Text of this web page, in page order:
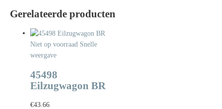
Gerelateerde producten
Niet op voorraad Snelle
weergave
45498
Eilzugwagon BR
€43.66